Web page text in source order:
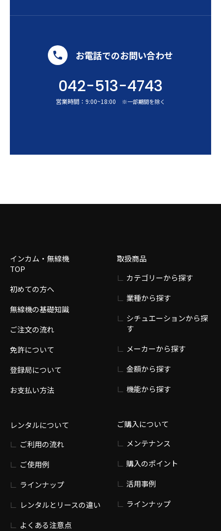
お電話でのお問い合わせ
042-513-4743
営業時間： 9:00~18:00 ※一部期間を除く
インカム・無線機
TOP
初めての方へ
無線機の基礎知識
ご注文の流れ
免許について
登録局について
お支払い方法
レンタルについて
ご利用の流れ
ご使用例
ラインナップ
レンタルとリースの違い
よくある注意点
取扱商品
カテゴリーから探す
業種から探す
シチュエーションから探
す
メーカーから探す
金額から探す
機能から探す
ご購入について
メンテナンス
購入のポイント
活用事例
ラインナップ